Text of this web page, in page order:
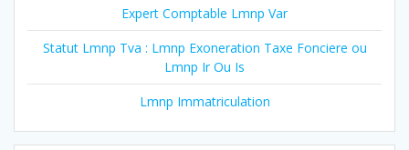
Expert Comptable Lmnp Var
Statut Lmnp Tva : Lmnp Exoneration Taxe Fonciere ou
Lmnp Ir Ou Is
Lmnp Immatriculation